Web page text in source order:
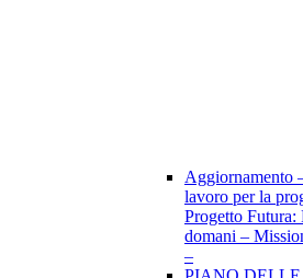
Aggiornamento
lavoro per la
Progetto Futura:
domani –
–